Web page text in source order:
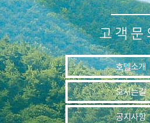
고객문
호텔소개
오시는길
공지사항